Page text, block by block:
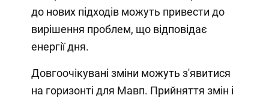
до нових підходів можуть привести до
вирішення проблем, що відповідає
енергії дня.
Довгоочікувані зміни можуть з'явитися
на горизонті для Мавп. Прийняття змін і